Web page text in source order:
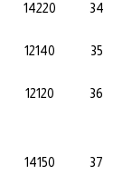
34
14220
35
12140
36
12120
37
14150